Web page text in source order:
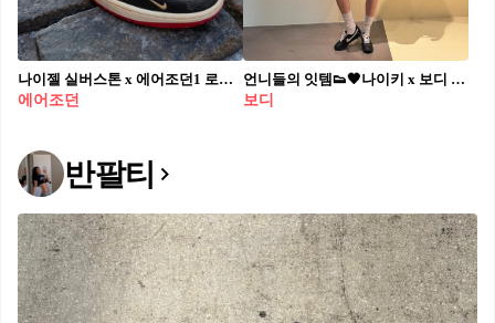
나이젤 실버스톤 x 에어조던1 로우🛹
에어조던
언니들의 잇템👟🖤나이키 x 보디 구하기 힘든 품절대란템 아스트로 그래버🏈셀럽 코디 구경해👀
보디
반팔티